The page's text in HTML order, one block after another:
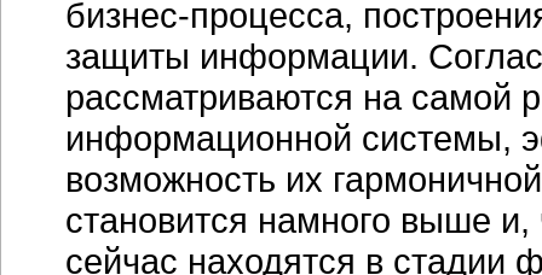
бизнес-процесса,
защиты информации.
рассматриваются на самой
информационной системы,
возможность их
становится намного выше
сейчас находятся в